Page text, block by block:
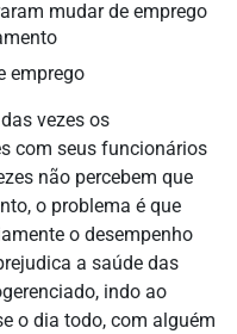
mudar de emprego
emprego
vezes os
com seus funcionários
não percebem que
o problema é que
o desempenho
a saúde das
indo ao
o dia todo, com alguém